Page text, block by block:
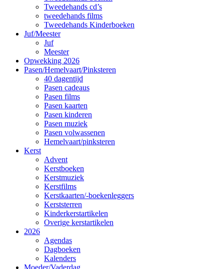
Tweedehands cd’s
tweedehands films
Tweedehands Kinderboeken
Juf/Meester
Juf
Meester
Opwekking 2026
Pasen/Hemelvaart/Pinksteren
40 dagentijd
Pasen cadeaus
Pasen films
Pasen kaarten
Pasen kinderen
Pasen muziek
Pasen volwassenen
Hemelvaart/pinksteren
Kerst
Advent
Kerstboeken
Kerstmuziek
Kerstfilms
Kerstkaarten/-boekenleggers
Kerststerren
Kinderkerstartikelen
Overige kerstartikelen
2026
Agendas
Dagboeken
Kalenders
Moeder/Vaderdag